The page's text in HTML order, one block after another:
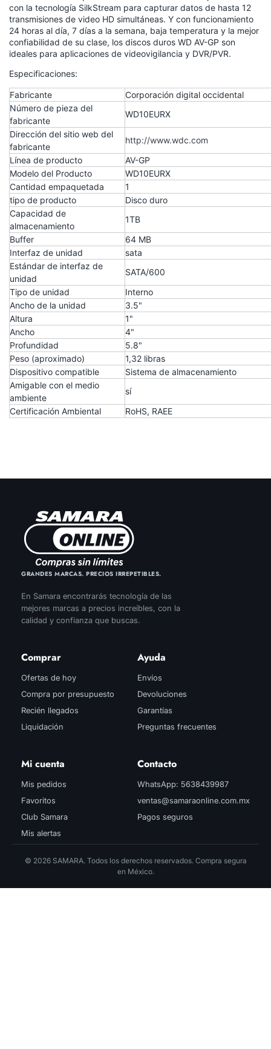
con la tecnología SilkStream para capturar datos de hasta 12
transmisiones de video HD simultáneas. Y con funcionamiento
24 horas al día, 7 días a la semana, baja temperatura y la mejor
confiabilidad de su clase, los discos duros WD AV-GP son
ideales para aplicaciones de videovigilancia y DVR/PVR.
Especificaciones:
Fabricante
Corporación digital occidental
Número de pieza del
fabricante
WD10EURX
Dirección del sitio web del
fabricante
http://www.wdc.com
Línea de producto
AV-GP
Modelo del Producto
WD10EURX
Cantidad empaquetada
1
tipo de producto
Disco duro
Capacidad de
almacenamiento
1TB
Buffer
64 MB
Interfaz de unidad
sata
Estándar de interfaz de
unidad
SATA/600
Tipo de unidad
Interno
Ancho de la unidad
3.5"
Altura
1"
Ancho
4"
Profundidad
5.8"
Peso (aproximado)
1,32 libras
Dispositivo compatible
Sistema de almacenamiento
Amigable con el medio
ambiente
sí
Certificación Ambiental
RoHS, RAEE
GRANDES MARCAS. PRECIOS IRREPETIBLES.
En Samara encontrarás tecnología de las
mejores marcas a precios increíbles, con la
calidad y confianza que buscas.
Comprar
Ofertas de hoy
Compra por presupuesto
Recién llegados
Liquidación
Ayuda
Envíos
Devoluciones
Garantías
Preguntas frecuentes
Mi cuenta
Mis pedidos
Favoritos
Club Samara
Mis alertas
Contacto
WhatsApp: 5638439987
ventas@samaraonline.com.mx
Pagos seguros
© 2026 SAMARA. Todos los derechos reservados. Compra segura
en México.